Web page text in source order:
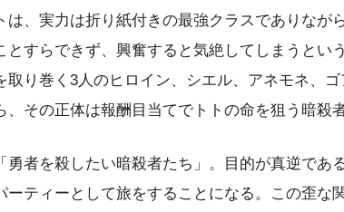
、実力は折り紙付きの最強クラスでありなが
すらできず、興奮すると気絶してしまうとい
り巻く3人のヒロイン、シエル、アネモネ、ゴ
その正体は報酬目当てでトトの命を狙う暗殺者
勇者を殺したい暗殺者たち」。目的が真逆であ
ティーとして旅をすることになる。この歪な